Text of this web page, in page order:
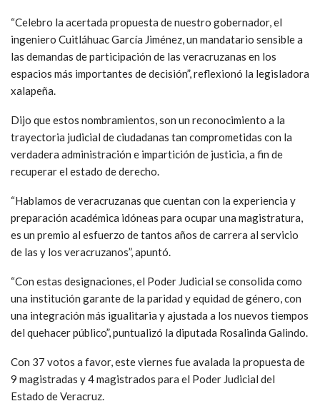
“Celebro la acertada propuesta de nuestro gobernador, el
ingeniero Cuitláhuac García Jiménez, un mandatario sensible a
las demandas de participación de las veracruzanas en los
espacios más importantes de decisión”, reflexionó la legisladora
xalapeña.
Dijo que estos nombramientos, son un reconocimiento a la
trayectoria judicial de ciudadanas tan comprometidas con la
verdadera administración e impartición de justicia, a fin de
recuperar el estado de derecho.
“Hablamos de veracruzanas que cuentan con la experiencia y
preparación académica idóneas para ocupar una magistratura,
es un premio al esfuerzo de tantos años de carrera al servicio
de las y los veracruzanos”, apuntó.
“Con estas designaciones, el Poder Judicial se consolida como
una institución garante de la paridad y equidad de género, con
una integración más igualitaria y ajustada a los nuevos tiempos
del quehacer público”, puntualizó la diputada Rosalinda Galindo.
Con 37 votos a favor, este viernes fue avalada la propuesta de
9 magistradas y 4 magistrados para el Poder Judicial del
Estado de Veracruz.